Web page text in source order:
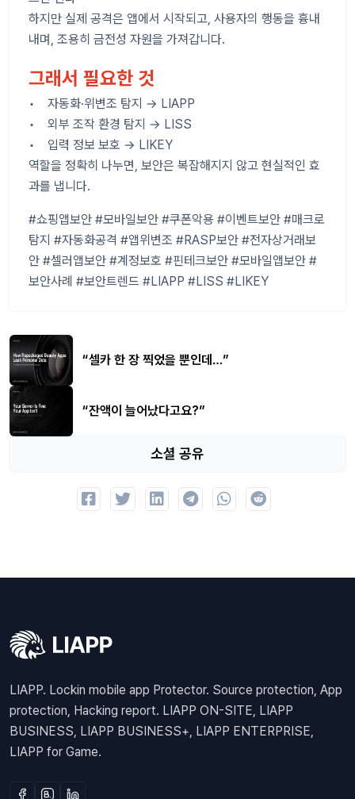
하지만 실제 공격은 앱에서 시작되고, 사용자의 행동을 흉내
내며, 조용히 금전성 자원을 가져갑니다.
그래서 필요한 것
• 자동화·위변조 탐지 → LIAPP
• 외부 조작 환경 탐지 → LISS
• 입력 정보 보호 → LIKEY
역할을 정확히 나누면, 보안은 복잡해지지 않고 현실적인 효
과를 냅니다.
#쇼핑앱보안 #모바일보안 #쿠폰악용 #이벤트보안 #매크로
탐지 #자동화공격 #앱위변조 #RASP보안 #전자상거래보
안 #셀러앱보안 #계정보호 #핀테크보안 #모바일앱보안 #
보안사례 #보안트렌드 #LIAPP #LISS #LIKEY
“셀카 한 장 찍었을 뿐인데…”
“잔액이 늘어났다고요?”
소셜 공유
LIAPP. Lockin mobile app Protector. Source protection, App
protection, Hacking report. LIAPP ON-SITE, LIAPP
BUSINESS, LIAPP BUSINESS+, LIAPP ENTERPRISE,
LIAPP for Game.